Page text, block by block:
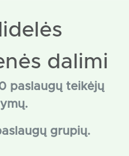
dalimi
paslaugų teikėjų
grupių.